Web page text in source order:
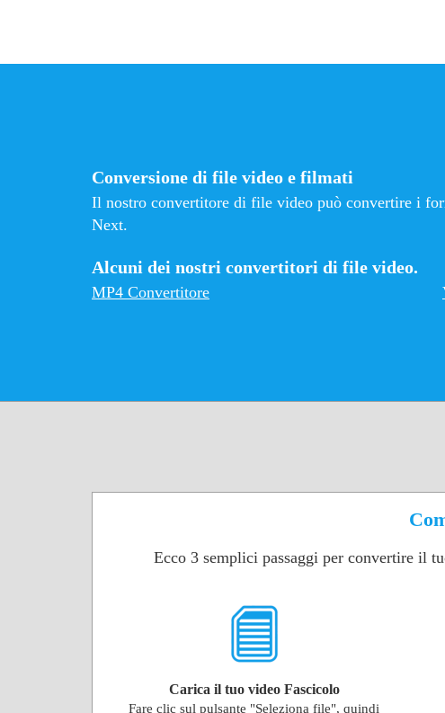
Conversione di file video e filmati
Il nostro convertitore di file video può convertire i
Next.
Alcuni dei nostri convertitori di file video.
MP4 Convertitore
Ecco 3 semplici passaggi per convertire il
Carica il tuo video Fascicolo
Fare clic sul pulsante "Seleziona file", quindi